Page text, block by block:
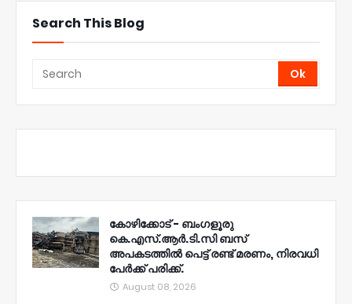
Search This Blog
കോഴിക്കോട് - ബംഗളൂരു
കെ.എസ്.ആർ.ടി.സി ബസ്
അപകടത്തിൽ പെട്ട് രണ്ട് മരണം, നിരവധി
പേർക്ക് പരിക്ക്.
August 08, 2026